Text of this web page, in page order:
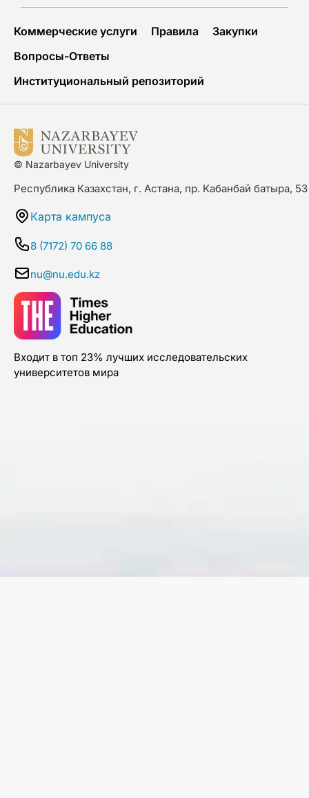
Коммерческие услуги Правила
Закупки
Вопросы-Ответы
Институциональный репозиторий
© Nazarbayev University
Республика Казахстан, г. Астана, пр. Кабанбай батыра, 53
Карта кампуса
8 (7172) 70 66 88
nu@nu.edu.kz
Входит в топ 23% лучших исследовательских
университетов мира